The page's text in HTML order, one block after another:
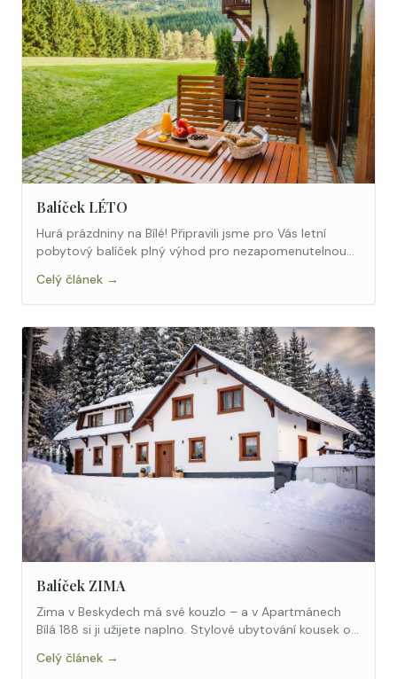
Balíček LÉTO
Hurá prázdniny na Bílé! Připravili jsme pro Vás letní
pobytový balíček plný výhod pro nezapomenutelnou
Celý článek →
Balíček ZIMA
Zima v Beskydech má své kouzlo – a v Apartmánech
Bílá 188 si ji užijete naplno. Stylové ubytování kousek od
Celý článek →